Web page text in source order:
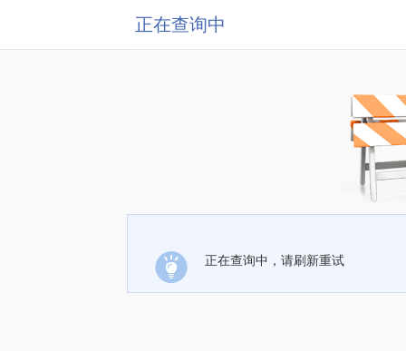
正在查询中
正在查询中，请刷新重试